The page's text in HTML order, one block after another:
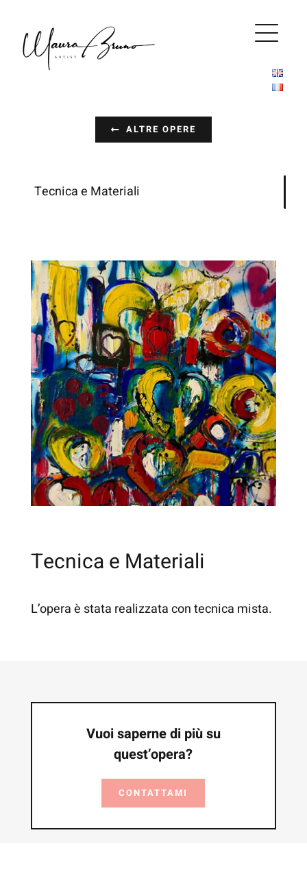
contenuto
Tecnica e Materiali
L’opera è stata realizzata con tecnica mista.
Vuoi saperne di più su
quest’opera?
CONTATTAMI
ALTRE OPERE
Tecnica e Materiali